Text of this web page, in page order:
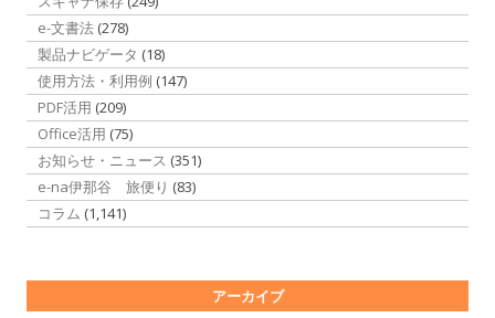
e-文書法 (278)
製品ナビゲータ (18)
使用方法・利用例 (147)
PDF活用 (209)
Office活用 (75)
お知らせ・ニュース (351)
e-na伊那谷 旅便り (83)
コラム (1,141)
アーカイブ